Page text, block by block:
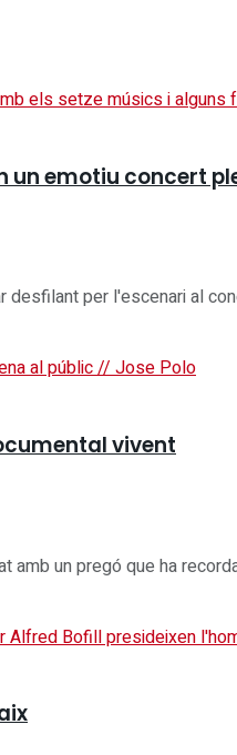
un emotiu concert
desfilant per l'escenari al
vivent
amb un pregó que ha